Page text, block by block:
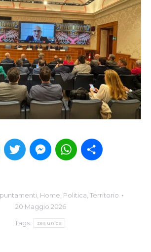
FacebookTwitter MessengerWhatsApp
, Home, Politica, Territorio
20 Maggio 2026
Tags: zes unica